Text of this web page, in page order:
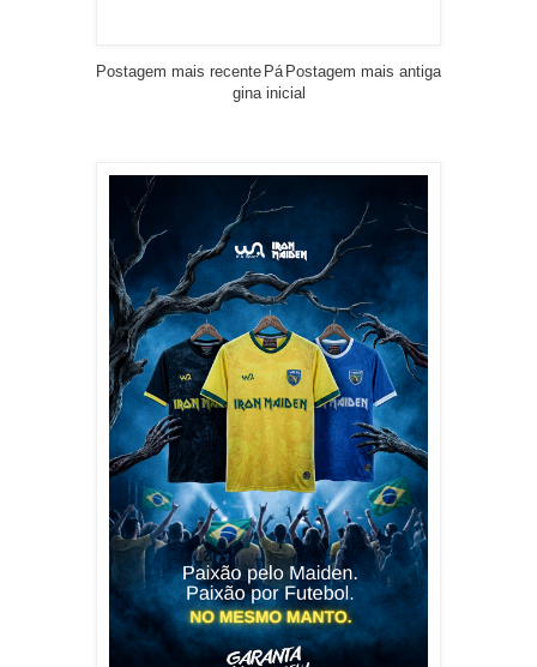
Postagem mais recente Postagem mais antiga
Pá
gina inicial